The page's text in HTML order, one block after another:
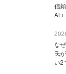
信
AI
な
氏
い2